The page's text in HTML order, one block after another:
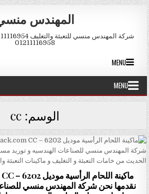
Skip to content
المهندس
01211116958
MENU
MENU
الوسم:cc
نقدمها نحن شركة المهندس منسي